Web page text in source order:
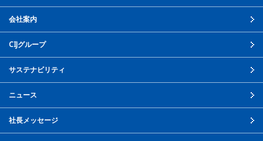
会社案内
CIJグループ
サステナビリティ
ニュース
社長メッセージ